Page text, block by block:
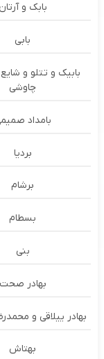
بابک و آرتان
بابی
بابیک و تتلو و
چاوشی
بامداد
بردیا
برشام
بسطام
بنی
بهادر صحت
بهادر ییلاقی و
بهتاش